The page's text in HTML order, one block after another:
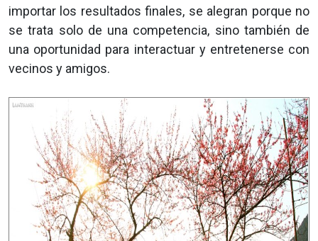
importar los resultados finales, se alegran porque no
se trata solo de una competencia, sino también de
una oportunidad para interactuar y entretenerse con
vecinos y amigos.